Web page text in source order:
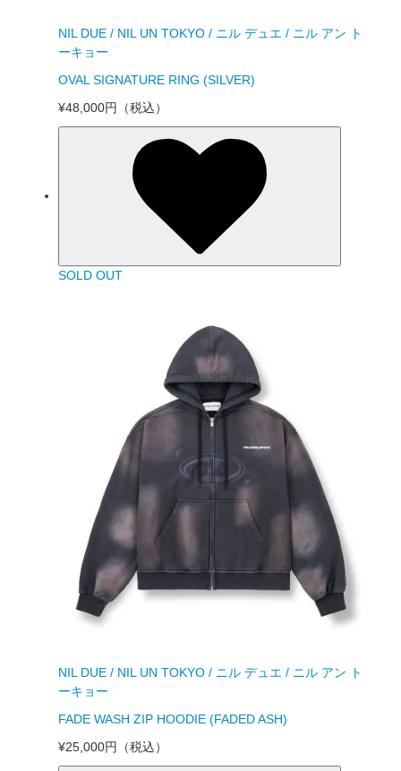
NIL DUE / NIL UN TOKYO / ニル デュエ / ニル アン ト
ーキョー
OVAL SIGNATURE RING (SILVER)
¥48,000円
（税込）
SOLD OUT
NIL DUE / NIL UN TOKYO / ニル デュエ / ニル アン ト
ーキョー
FADE WASH ZIP HOODIE (FADED ASH)
¥25,000円
（税込）